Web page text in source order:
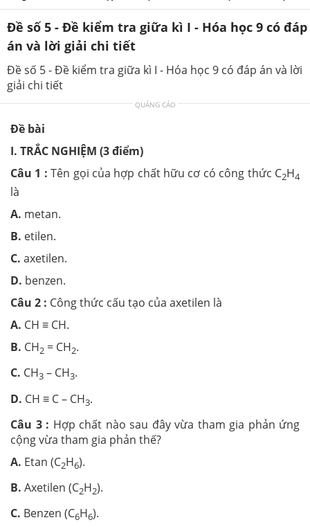
Đề số 5 - Đề kiểm tra giữa kì I - Hóa học 9 có đáp
án và lời giải chi tiết
Đề số 5 - Đề kiểm tra giữa kì I - Hóa học 9 có đáp án và lời
giải chi tiết
QUẢNG CÁO
Đề bài
I. TRẮC NGHIỆM (3 điểm)
Câu 1 :Tên gọi của hợp chất hữu cơ có công thức C2H4
là
A. metan.
B. etilen.
C. axetilen.
D. benzen.
Câu 2 : Công thức cấu tạo của axetilen là
A. CH ≡ CH.
B. CH2 = CH2.
C. CH3 – CH3.
D. CH ≡ C – CH3.
Câu 3 : Hợp chất nào sau đây vừa tham gia phản ứng
cộng vừa tham gia phản thế?
A. Etan (C2H6).
B. Axetilen (C2H2).
C. Benzen (C6H6).